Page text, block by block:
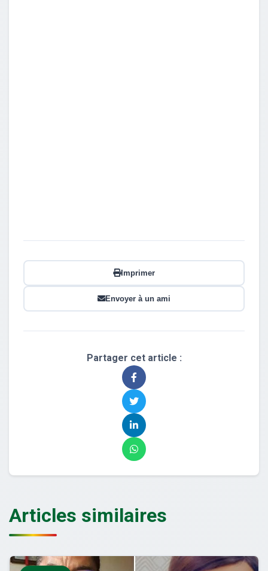
Imprimer
Envoyer à un ami
Partager cet article :
Articles similaires